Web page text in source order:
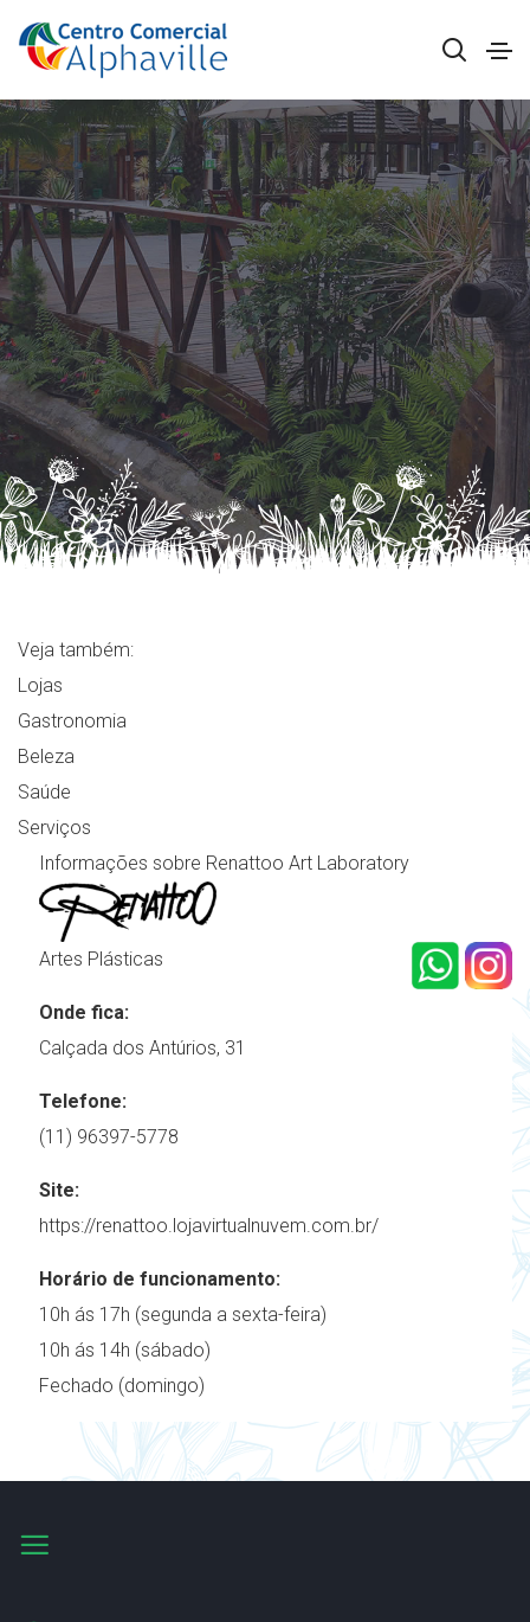
Veja também:
Lojas
Gastronomia
Beleza
Saúde
Serviços
Informações sobre Renattoo Art Laboratory
Artes Plásticas
Onde fica:
Calçada dos Antúrios, 31
Telefone:
(11) 96397-5778
Site:
https://renattoo.lojavirtualnuvem.com.br/
Horário de funcionamento:
10h ás 17h (segunda a sexta-feira)
10h ás 14h (sábado)
Fechado (domingo)